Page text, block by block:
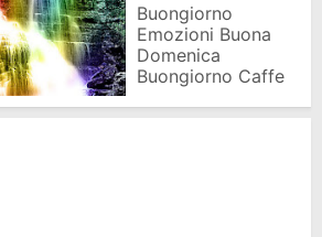
Buongiorno
Emozioni Buona
Domenica
Buongiorno Caffe